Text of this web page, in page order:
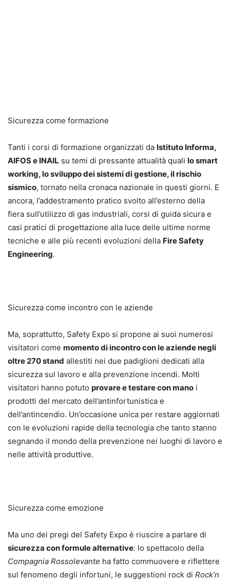
Sicurezza come formazione
Tanti i corsi di formazione organizzati da Istituto Informa,
AIFOS e INAIL su temi di pressante attualità quali lo smart
working, lo sviluppo dei sistemi di gestione, il rischio
sismico, tornato nella cronaca nazionale in questi giorni. E
ancora, l’addestramento pratico svolto all’esterno della
fiera sull’utilizzo di gas industriali, corsi di guida sicura e
casi pratici di progettazione alla luce delle ultime norme
tecniche e alle più recenti evoluzioni della Fire Safety
Engineering.
Sicurezza come incontro con le aziende
Ma, soprattutto, Safety Expo si propone ai suoi numerosi
visitatori come momento di incontrocon le aziende negli
oltre 270 stand allestiti nei due padiglioni dedicati alla
sicurezza sul lavoro e alla prevenzione incendi. Molti
visitatori hanno potuto provare e testare con mano i
prodotti del mercato dell’antinfortunistica e
dell’antincendio. Un’occasione unica per restare aggiornati
con le evoluzioni rapide della tecnologia che tanto stanno
segnando il mondo della prevenzione nei luoghi di lavoro e
nelle attività produttive.
Sicurezza come emozione
Ma uno dei pregi del Safety Expo è riuscire a parlare di
sicurezza con formule alternative: lo spettacolo della
Compagnia Rossolevante ha fatto commuovere e riflettere
sul fenomeno degli infortuni, le suggestioni rock di Rock’n